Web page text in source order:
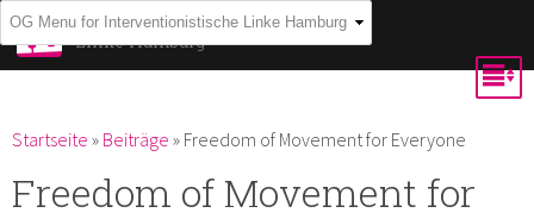
Direkt
zum
Inhalt
Interventionistische
Linke Hamburg
Du bist hier
Startseite » Beiträge » Freedom of Movement for Everyone
Freedom of Movement for